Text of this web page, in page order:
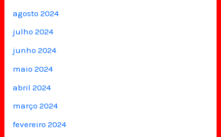
agosto 2024
julho 2024
junho 2024
maio 2024
abril 2024
março 2024
fevereiro 2024